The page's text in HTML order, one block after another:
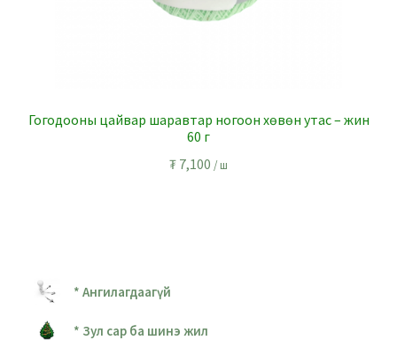
Гогодооны цайвар шаравтар ногоон хөвөн утас – жин
60 г
₮ 7,100 / ш
* Ангилагдаагүй
* Зул сар ба шинэ жил